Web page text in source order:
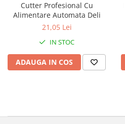
Cutter Profesional Cu
Alimentare Automata Deli
21,05 Lei
IN STOC
ADAUGA IN COS